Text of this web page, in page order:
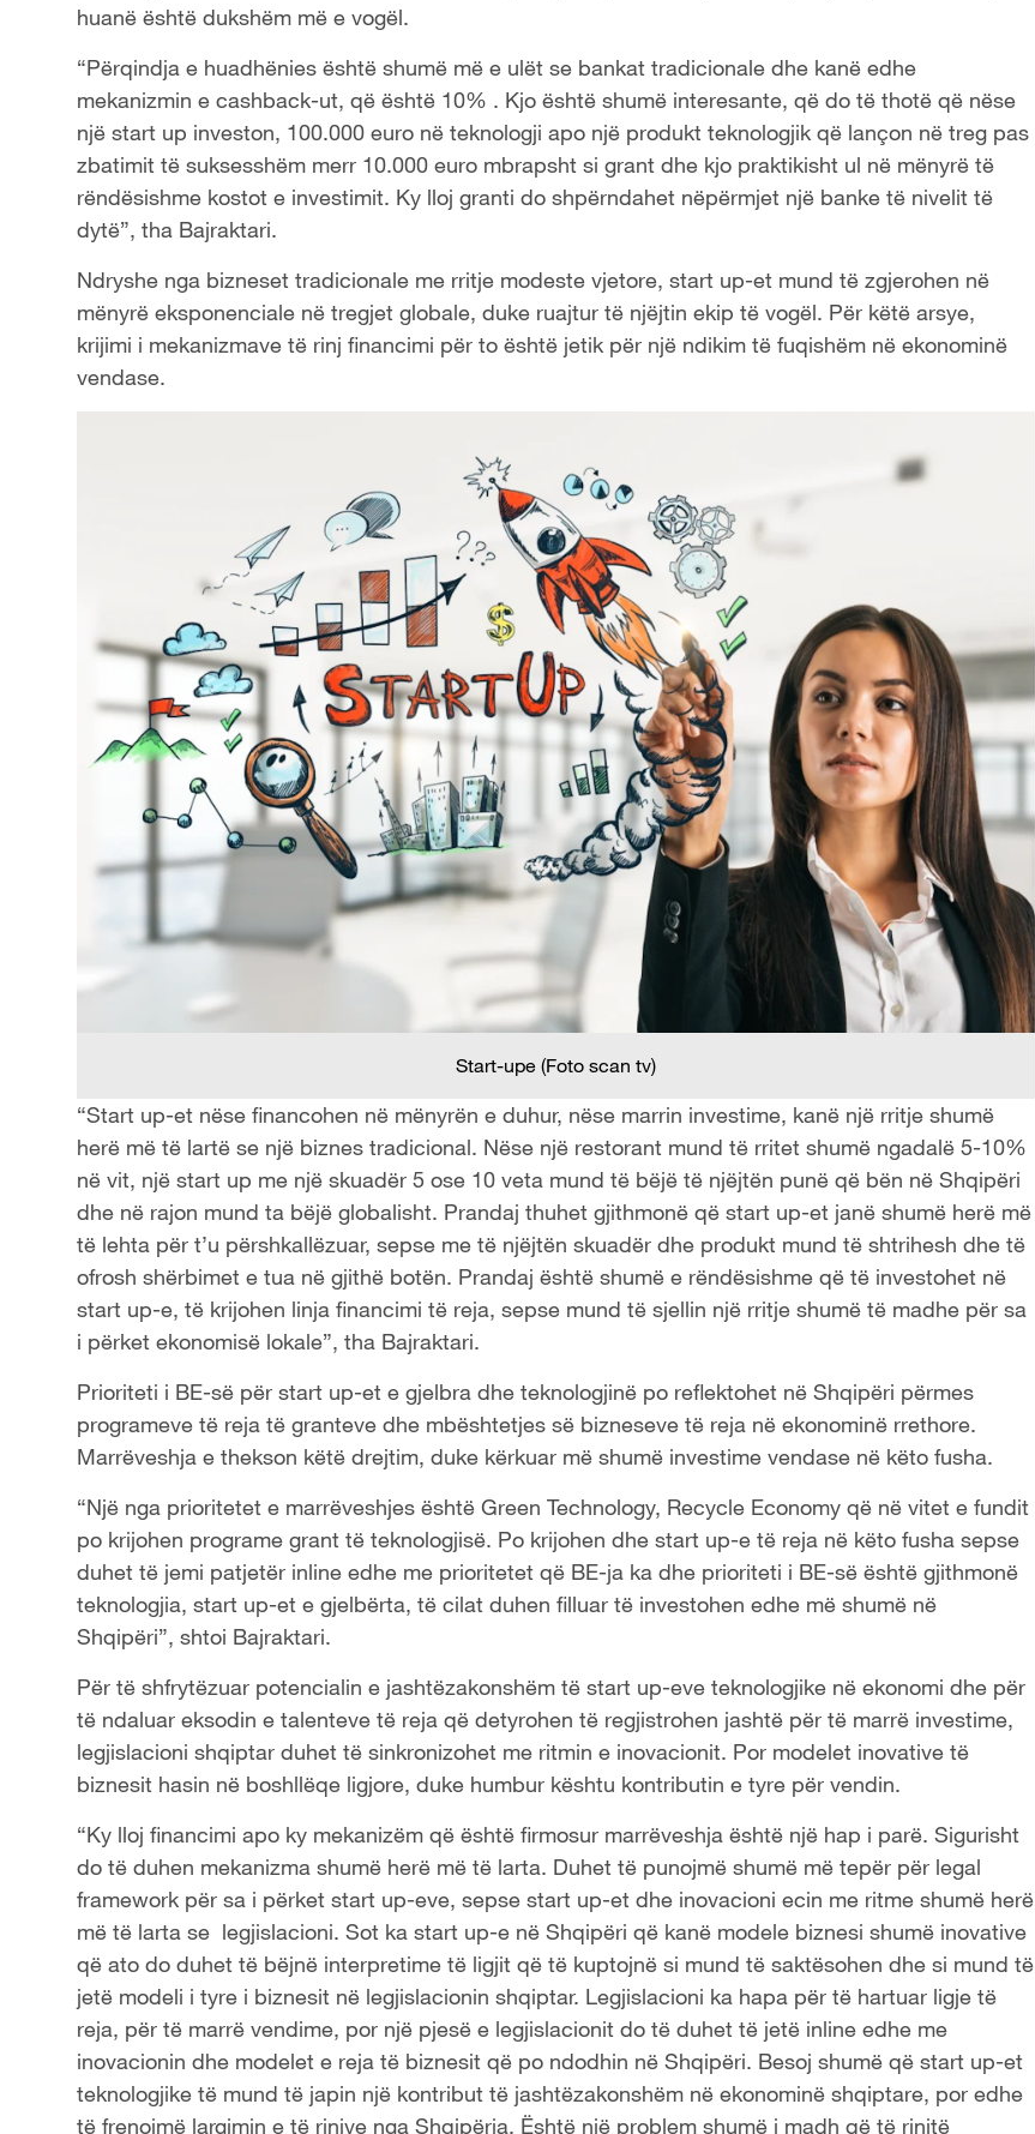
huanë është dukshëm më e vogël.
“Përqindja e huadhënies është shumë më e ulët se bankat tradicionale dhe kanë edhe
mekanizmin e cashback-ut, që është 10% . Kjo është shumë interesante, që do të thotë që nëse
një start up investon, 100.000 euro në teknologji apo një produkt teknologjik që lançon në treg pas
zbatimit të suksesshëm merr 10.000 euro mbrapsht si grant dhe kjo praktikisht ul në mënyrë të
rëndësishme kostot e investimit. Ky lloj granti do shpërndahet nëpërmjet një banke të nivelit të
dytë”, tha Bajraktari.
Ndryshe nga bizneset tradicionale me rritje modeste vjetore, start up-et mund të zgjerohen në
mënyrë eksponenciale në tregjet globale, duke ruajtur të njëjtin ekip të vogël. Për këtë arsye,
krijimi i mekanizmave të rinj financimi për to është jetik për një ndikim të fuqishëm në ekonominë
vendase.
Start-upe (Foto scan tv)
“Start up-et nëse financohen në mënyrën e duhur, nëse marrin investime, kanë një rritje shumë
herë më të lartë se një biznes tradicional. Nëse një restorant mund të rritet shumë ngadalë 5-10%
në vit, një start up me një skuadër 5 ose 10 veta mund të bëjë të njëjtën punë që bën në Shqipëri
dhe në rajon mund ta bëjë globalisht. Prandaj thuhet gjithmonë që start up-et janë shumë herë më
të lehta për t’u përshkallëzuar, sepse me të njëjtën skuadër dhe produkt mund të shtrihesh dhe të
ofrosh shërbimet e tua në gjithë botën. Prandaj është shumë e rëndësishme që të investohet në
start up-e, të krijohen linja financimi të reja, sepse mund të sjellin një rritje shumë të madhe për sa
i përket ekonomisë lokale”, tha Bajraktari.
Prioriteti i BE-së për start up-et e gjelbra dhe teknologjinë po reflektohet në Shqipëri përmes
programeve të reja të granteve dhe mbështetjes së bizneseve të reja në ekonominë rrethore.
Marrëveshja e thekson këtë drejtim, duke kërkuar më shumë investime vendase në këto fusha.
“Një nga prioritetet e marrëveshjes është Green Technology, Recycle Economy që në vitet e fundit
po krijohen programe grant të teknologjisë. Po krijohen dhe start up-e të reja në këto fusha sepse
duhet të jemi patjetër inline edhe me prioritetet që BE-ja ka dhe prioriteti i BE-së është gjithmonë
teknologjia, start up-et e gjelbërta, të cilat duhen filluar të investohen edhe më shumë në
Shqipëri”, shtoi Bajraktari.
Për të shfrytëzuar potencialin e jashtëzakonshëm të start up-eve teknologjike në ekonomi dhe për
të ndaluar eksodin e talenteve të reja që detyrohen të regjistrohen jashtë për të marrë investime,
legjislacioni shqiptar duhet të sinkronizohet me ritmin e inovacionit. Por modelet inovative të
biznesit hasin në boshllëqe ligjore, duke humbur kështu kontributin e tyre për vendin.
“Ky lloj financimi apo ky mekanizëm që është firmosur marrëveshja është një hap i parë. Sigurisht
do të duhen mekanizma shumë herë më të larta. Duhet të punojmë shumë më tepër për legal
framework për sa i përket start up-eve, sepse start up-et dhe inovacioni ecin me ritme shumë herë
më të larta se legjislacioni. Sot ka start up-e në Shqipëri që kanë modele biznesi shumë inovative
që ato do duhet të bëjnë interpretime të ligjit që të kuptojnë si mund të saktësohen dhe si mund të
jetë modeli i tyre i biznesit në legjislacionin shqiptar. Legjislacioni ka hapa për të hartuar ligje të
reja, për të marrë vendime, por një pjesë e legjislacionit do të duhet të jetë inline edhe me
inovacionin dhe modelet e reja të biznesit që po ndodhin në Shqipëri. Besoj shumë që start up-et
teknologjike të mund të japin një kontribut të jashtëzakonshëm në ekonominë shqiptare, por edhe
të frenojmë largimin e të rinjve nga Shqipëria. Është një problem shumë i madh që të rinjtë